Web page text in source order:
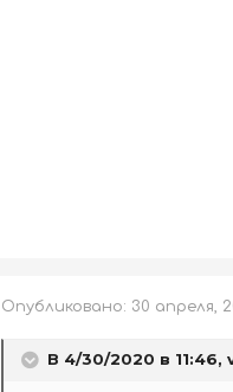
Опубликовано: 30 апреля,
В 4/30/2020 в 11:46,